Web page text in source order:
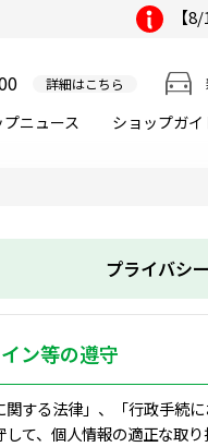
【
詳細はこちら
ニュース ショップガイ
プライバシ
ン等の遵守
する法律」、「行政手続
て、個人情報の適正な取り